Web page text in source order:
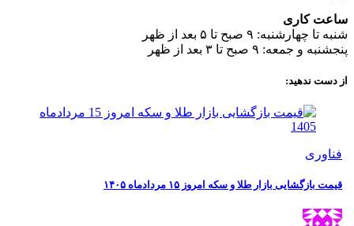
ساعت کاری
شنبه تا چهارشنبه: ۹ صبح تا ۵ بعد از ظهر
پنجشنبه و جمعه: ۹ صبح تا ۳ بعد از ظهر
از دست ندهید:
فناوری
قیمت بازگشایی بازار طلا و سکه امروز ۱۵ مردادماه ۱۴۰۵